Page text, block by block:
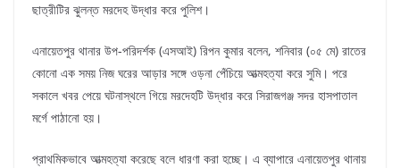
ছাত্রীটির ঝুলন্ত মরদেহ উদ্ধার করে পুলিশ।
এনায়েতপুর থানার উপ-পরিদর্শক (এসআই) রিপন কুমার বলেন, শনিবার (০৫ মে) রাতের
কোনো এক সময় নিজ ঘরের আড়ার সঙ্গে ওড়না পেঁচিয়ে আত্মহত্যা করে সুমি। পরে
সকালে খবর পেয়ে ঘটনাস্থলে গিয়ে মরদেহটি উদ্ধার করে সিরাজগঞ্জ সদর হাসপাতাল
মর্গে পাঠানো হয়।
প্রাথমিকভাবে আত্মহত্যা করেছে বলে ধারণা করা হচ্ছে। এ ব্যাপারে এনায়েতপুর থানায়